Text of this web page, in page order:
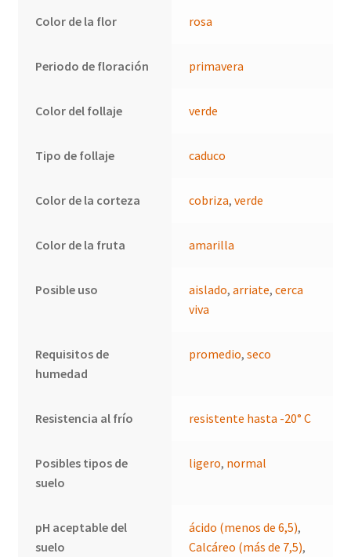
Color de la flor rosa
Periodo de floración primavera
Color del follaje verde
Tipo de follaje caduco
Color de la corteza cobriza,verde
Color de la fruta amarilla
Posible uso aislado,arriate,cerca
viva
Requisitos de
humedad
promedio,seco
Resistencia al frío resistente hasta -20° C
Posibles tipos de
suelo
ligero, normal
pH aceptable del
suelo
ácido (menos de 6,5),
Calcáreo (más de 7,5),